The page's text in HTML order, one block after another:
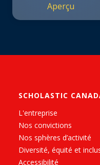
Aperçu
SCHOLASTIC
L'entreprise
Nos convictions
Nos sphères d’activité
Diversité, équité et
Accessibilité